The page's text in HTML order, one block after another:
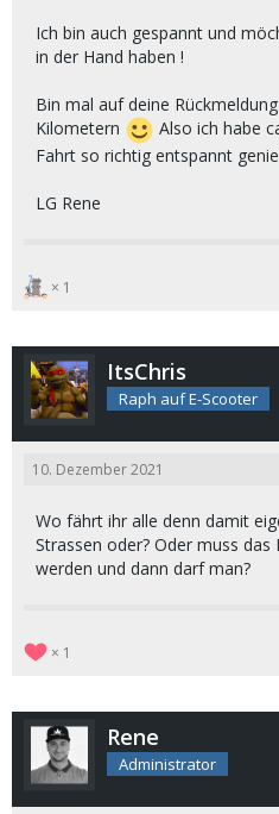
Ich bin auch gespannt und
in der Hand haben !
Bin mal auf deine
Kilometern
Also ich habe
Fahrt so richtig entspannt
LG Rene
1
ItsChris
Raph auf E-Scooter
10. Dezember 2021
Wo fährt ihr alle denn damit
Strassen oder? Oder muss das
werden und dann darf man?
1
Rene
Administrator